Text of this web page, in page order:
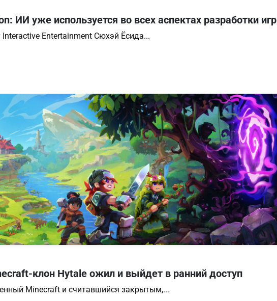
ИИ уже используется во всех аспектах разработки игр
Entertainment Сюхэй Ёсида...
клон Hytale ожил и выйдет в ранний доступ
Minecraft и считавшийся закрытым,...